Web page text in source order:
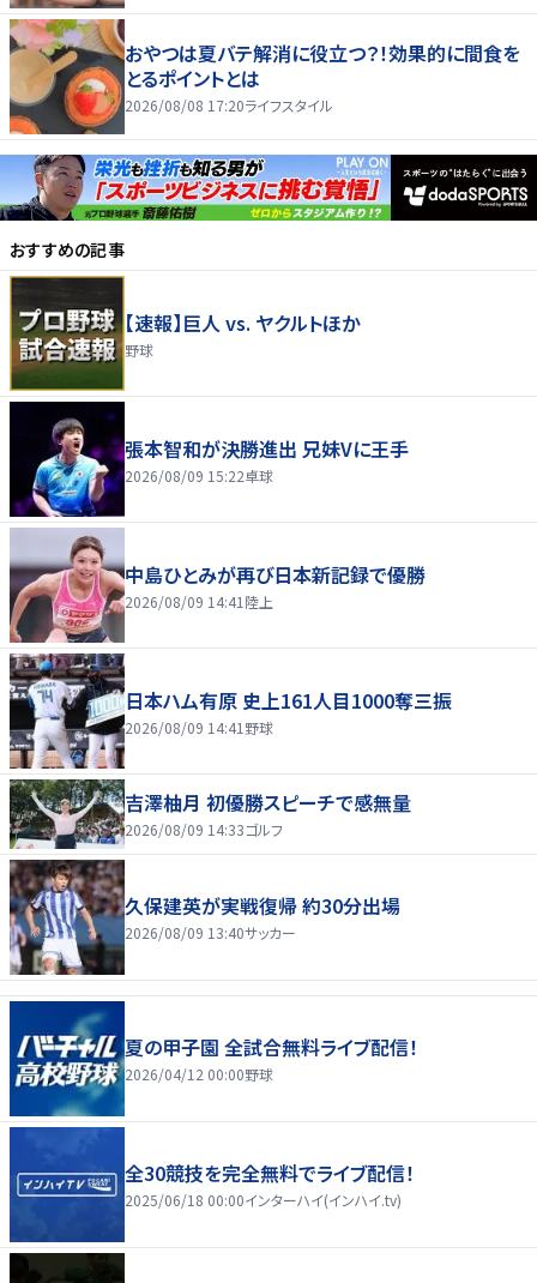
おやつは夏バテ解消に役立つ？！効果的に間食を
とるポイントとは
2026/08/08 17:20ライフスタイル
おすすめの記事
【速報】巨人 vs. ヤクルトほか
野球
張本智和が決勝進出 兄妹Vに王手
2026/08/09 15:22卓球
中島ひとみが再び日本新記録で優勝
2026/08/09 14:41 陸上
日本ハム有原 史上161人目1000奪三振
2026/08/09 14:41 野球
吉澤柚月 初優勝スピーチで感無量
2026/08/09 14:33ゴルフ
久保建英が実戦復帰 約30分出場
2026/08/09 13:40サッカー
夏の甲子園 全試合無料ライブ配信！
2026/04/12 00:00野球
全30競技を完全無料でライブ配信！
2025/06/18 00:00インターハイ(インハイ.tv)